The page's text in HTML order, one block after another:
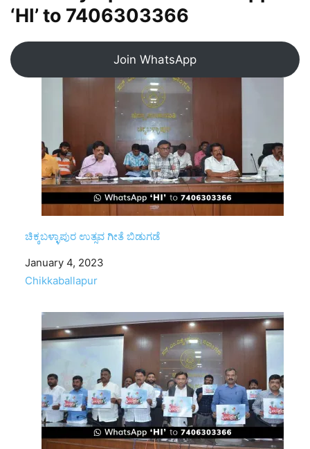
‘HI’ to 7406303366
Join WhatsApp
ಚಿಕ್ಕಬಳ್ಳಾಪುರ ಉತ್ಸವ ಗೀತೆ ಬಿಡುಗಡೆ
Date
January 4, 2023
In relation to
Chikkaballapur